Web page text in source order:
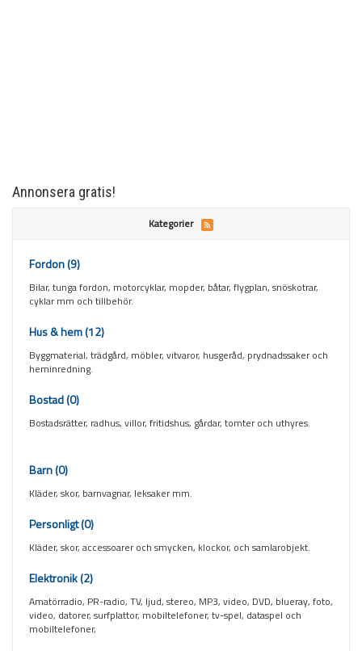
Annonsera gratis!
Kategorier
Fordon(9)
Bilar, tunga fordon, motorcyklar, mopder, båtar, flygplan, snöskotrar,
cyklar mm och tillbehör.
Hus & hem(12)
Byggmaterial, trädgård, möbler, vitvaror, husgeråd, prydnadssaker och
heminredning.
Bostad(0)
Bostadsrätter, radhus, villor, fritidshus, gårdar, tomter och uthyres.
Barn(0)
Kläder, skor, barnvagnar, leksaker mm.
Personligt(0)
Kläder, skor, accessoarer och smycken, klockor, och samlarobjekt.
Elektronik(2)
Amatörradio, PR-radio, TV, ljud, stereo, MP3, video, DVD, blueray, foto,
video, datorer, surfplattor, mobiltelefoner, tv-spel, dataspel och
mobiltelefoner,